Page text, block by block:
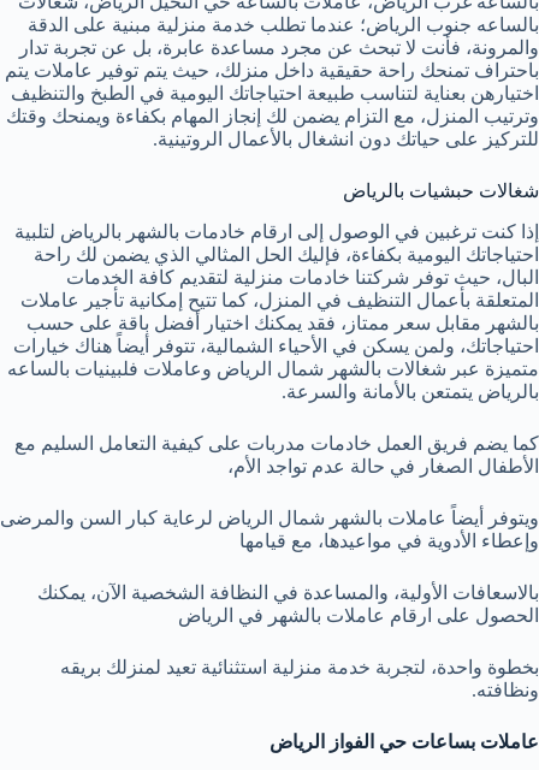
بالساعه جنوب الرياض؛ عندما تطلب خدمة منزلية مبنية على الدقة
والمرونة، فأنت لا تبحث عن مجرد مساعدة عابرة، بل عن تجربة تدار
باحتراف تمنحك راحة حقيقية داخل منزلك، حيث يتم توفير عاملات يتم
اختيارهن بعناية لتناسب طبيعة احتياجاتك اليومية في الطبخ والتنظيف
وترتيب المنزل، مع التزام يضمن لك إنجاز المهام بكفاءة ويمنحك وقتك
للتركيز على حياتك دون انشغال بالأعمال الروتينية.
شغالات حبشيات بالرياض
إذا كنت ترغبين في الوصول إلى ارقام خادمات بالشهر بالرياض لتلبية
احتياجاتك اليومية بكفاءة، فإليك الحل المثالي الذي يضمن لك راحة
البال، حيث توفر شركتنا خادمات منزلية لتقديم كافة الخدمات
المتعلقة بأعمال التنظيف في المنزل، كما ​تتيح إمكانية تأجير عاملات
بالشهر مقابل سعر ممتاز، فقد يمكنك اختيار أفضل باقة على حسب
احتياجاتك، ولمن يسكن في الأحياء الشمالية، تتوفر أيضاً هناك خيارات
متميزة عبر شغالات بالشهر شمال الرياض وعاملات فلبينيات بالساعه
بالرياض يتمتعن بالأمانة والسرعة.
كما يضم فريق العمل خادمات مدربات على كيفية التعامل السليم مع
الأطفال الصغار في حالة عدم تواجد الأم،
ويتوفر أيضاً عاملات بالشهر شمال الرياض لرعاية كبار السن والمرضى
وإعطاء الأدوية في مواعيدها، مع قيامها
بالاسعافات الأولية، والمساعدة في النظافة الشخصية ​الآن، يمكنك
الحصول على ارقام عاملات بالشهر في الرياض
بخطوة واحدة، لتجربة خدمة منزلية استثنائية تعيد لمنزلك بريقه
ونظافته.
عاملات بساعات حي الفواز الرياض